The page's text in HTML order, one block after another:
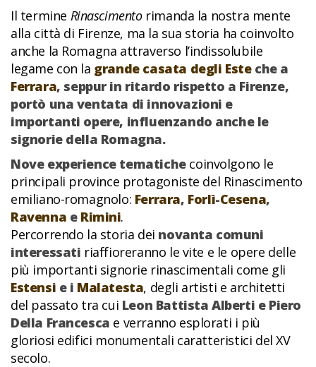
Il termine Rinascimentorimanda la nostra mente
alla città di Firenze, ma la sua storia ha coinvolto
anche la Romagna attraverso l’indissolubile
legame con la grande casata degli Esteche a
Ferrara, seppur in ritardo rispetto a Firenze,
portò una ventata di innovazioni e
importanti opere, influenzando anche le
signorie della Romagna.
Nove experience tematichecoinvolgono le
principali province protagoniste del Rinascimento
emiliano-romagnolo: Ferrara, Forlì-Cesena,
Ravenna e Rimini.
Percorrendo la storia dei novanta comuni
interessati riaffioreranno le vite e le opere delle
più importanti signorie rinascimentali come gli
Estensi e i Malatesta, degli artisti e architetti
del passato tra cui Leon Battista Alberti e Piero
Della Francesca e verranno esplorati i più
gloriosi edifici monumentali caratteristici del XV
secolo.